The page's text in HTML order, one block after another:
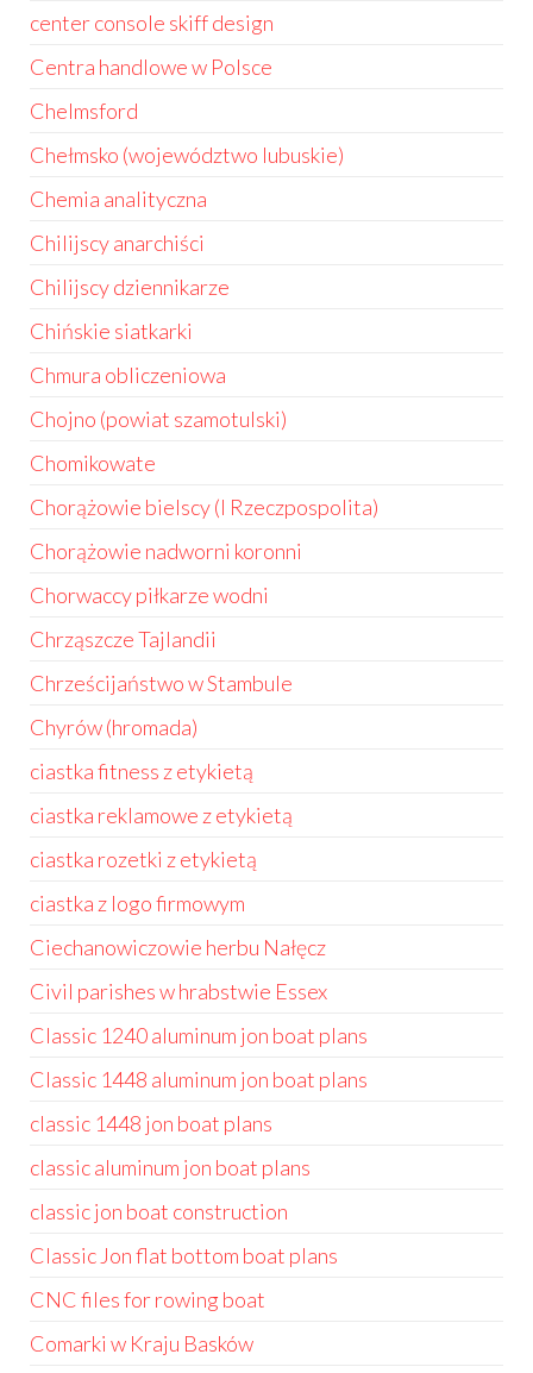
center console skiff design
Centra handlowe w Polsce
Chelmsford
Chełmsko (województwo lubuskie)
Chemia analityczna
Chilijscy anarchiści
Chilijscy dziennikarze
Chińskie siatkarki
Chmura obliczeniowa
Chojno (powiat szamotulski)
Chomikowate
Chorążowie bielscy (I Rzeczpospolita)
Chorążowie nadworni koronni
Chorwaccy piłkarze wodni
Chrząszcze Tajlandii
Chrześcijaństwo w Stambule
Chyrów (hromada)
ciastka fitness z etykietą
ciastka reklamowe z etykietą
ciastka rozetki z etykietą
ciastka z logo firmowym
Ciechanowiczowie herbu Nałęcz
Civil parishes w hrabstwie Essex
Classic 1240 aluminum jon boat plans
Classic 1448 aluminum jon boat plans
classic 1448 jon boat plans
classic aluminum jon boat plans
classic jon boat construction
Classic Jon flat bottom boat plans
CNC files for rowing boat
Comarki w Kraju Basków